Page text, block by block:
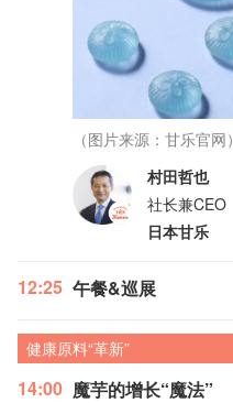
（图片来源：甘乐官网）
村田哲也
社长兼CEO
日本甘乐
12:25 午餐&巡展
健康原料“革新”
14:00 魔芋的增长“魔法”